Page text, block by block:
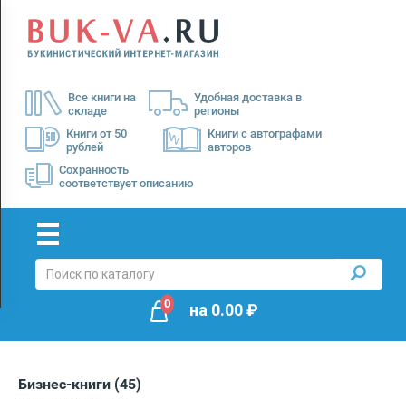
Все книги на
складе
Удобная доставка в
регионы
Книги от 50
рублей
Книги с автографами
авторов
Сохранность
соответствует описанию
Menu
Доставка
Оплата
0 на 0.00₽
Бизнес-книги (45)